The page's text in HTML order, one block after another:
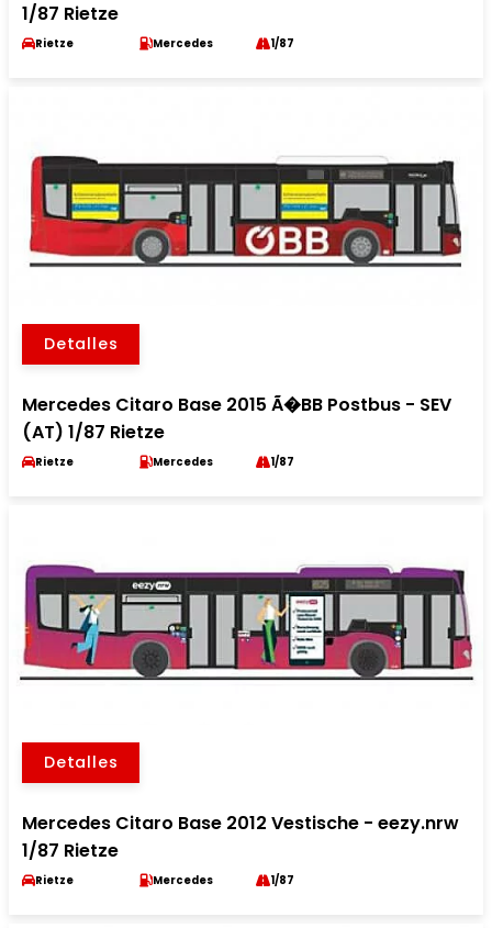
1/87 Rietze
Rietze Mercedes 1/87
Detalles
Mercedes Citaro Base 2015 Ã�BB Postbus - SEV
(AT) 1/87 Rietze
Rietze Mercedes 1/87
Detalles
Mercedes Citaro Base 2012 Vestische - eezy.nrw
1/87 Rietze
Rietze Mercedes 1/87